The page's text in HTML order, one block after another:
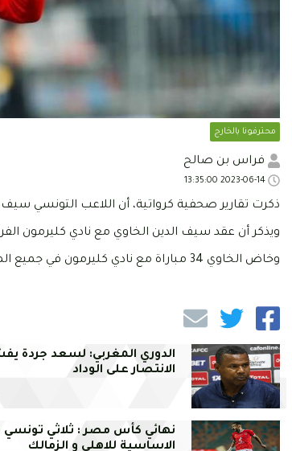
محترفونا بالخارج
فراس بن صالح
ذكرت تقارير صحفية كرواتية، أن اللاعب التونسي سيف
ويذكر أن عقد سيف الدين الخاوي مع نادي كليرمون الفرنسي ينتهي يوم 30 جوان الجاري
وخاض الخاوي 34 مباراة مع نادي كليرمون في جميع المسابقات خلال الموسم الرياضي الحالي سجل خلالها 7 أهداف وصنع 4 آخرين.
الدوري المغربي: لسعد جردة
الانتصار على الوداد
نهائي كأس مصر : ثلاثي تونسي
الاساسية للاهلي و الزمالك